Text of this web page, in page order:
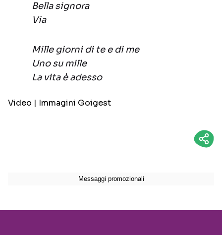
Bella signora
Via
Mille giorni di te e di me
Uno su mille
La vita è adesso
Video | Immagini Goigest